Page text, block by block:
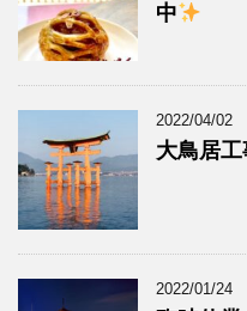
中
2022/04/02
大鳥居
2022/01/24